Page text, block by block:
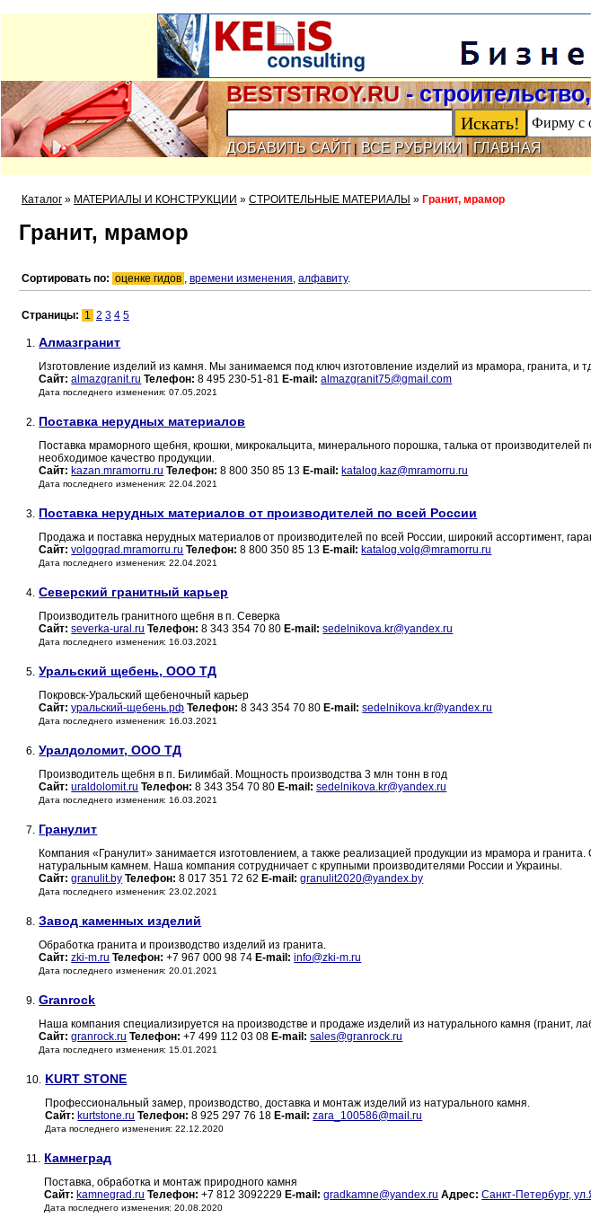
BESTSTROY.RU -
ДОБАВИТЬ САЙТ| ВСЕ РУБРИКИ | ГЛАВНАЯ
Каталог » МАТЕРИАЛЫ И КОНСТРУКЦИИ » СТРОИТЕЛЬНЫЕ МАТЕРИАЛЫ » Гранит, мрамор
Гранит, мрамор
Сортировать по: оценке гидов , времени изменения, алфавиту.
Страницы: 1 2 3 4 5
1. Алмазгранит
Изготовление изделий из камня. Мы занимаемся под ключ изготовление изделий из мрамора, гранита, и
Сайт: almazgranit.ru Телефон: 8 495 230-51-81 E-mail: almazgranit75@gmail.com
Дата последнего изменения: 07.05.2021
2. Поставка нерудных материалов
Поставка мраморного щебня, крошки, микрокальцита, минерального порошка, талька от производителей
необходимое качество продукции.
Сайт: kazan.mramorru.ru Телефон: 8 800 350 85 13 E-mail: katalog.kaz@mramorru.ru
Дата последнего изменения: 22.04.2021
3. Поставка нерудных материалов от производителей по всей России
Продажа и поставка нерудных материалов от производителей по всей России, широкий ассортимент,
Сайт: volgograd.mramorru.ru Телефон: 8 800 350 85 13 E-mail: katalog.volg@mramorru.ru
Дата последнего изменения: 22.04.2021
4. Северский гранитный карьер
Производитель гранитного щебня в п. Северка
Сайт: severka-ural.ru Телефон: 8 343 354 70 80 E-mail: sedelnikova.kr@yandex.ru
Дата последнего изменения: 16.03.2021
5. Уральский щебень, ООО ТД
Покровск-Уральский щебеночный карьер
Сайт: уральский-щебень.рф Телефон: 8 343 354 70 80 E-mail: sedelnikova.kr@yandex.ru
Дата последнего изменения: 16.03.2021
6. Уралдоломит, ООО ТД
Производитель щебня в п. Билимбай. Мощность производства 3 млн тонн в год
Сайт: uraldolomit.ru Телефон: 8 343 354 70 80 E-mail: sedelnikova.kr@yandex.ru
Дата последнего изменения: 16.03.2021
7. Гранулит
Компания «Гранулит» занимается изготовлением, а также реализацией продукции из мрамора и
натуральным камнем. Наша компания сотрудничает с крупными производителями России и Украины.
Сайт: granulit.by Телефон: 8 017 351 72 62 E-mail: granulit2020@yandex.by
Дата последнего изменения: 23.02.2021
8. Завод каменных изделий
Обработка гранита и производство изделий из гранита.
Сайт: zki-m.ru Телефон: +7 967 000 98 74 E-mail: info@zki-m.ru
Дата последнего изменения: 20.01.2021
9. Granrock
Наша компания специализируется на производстве и продаже изделий из натурального камня (гранит,
Сайт: granrock.ru Телефон: +7 499 112 03 08 E-mail: sales@granrock.ru
Дата последнего изменения: 15.01.2021
10. KURT STONE
Профессиональный замер, производство, доставка и монтаж изделий из натурального камня.
Сайт: kurtstone.ru Телефон: 8 925 297 76 18 E-mail: zara_100586@mail.ru
Дата последнего изменения: 22.12.2020
11. Камнеград
Поставка, обработка и монтаж природного камня
Сайт: kamnegrad.ru Телефон: +7 812 3092229 E-mail: gradkamne@yandex.ru Адрес: Санкт-Петербург,
Дата последнего изменения: 20.08.2020